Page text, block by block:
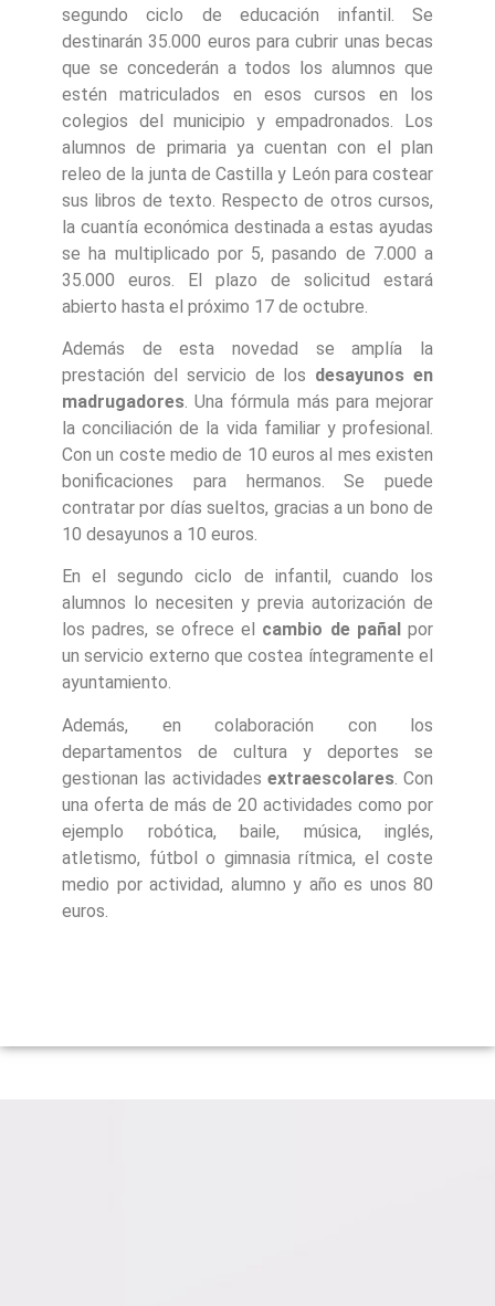
segundo ciclo de educación infantil. Se
destinarán 35.000 euros para cubrir unas becas
que se concederán a todos los alumnos que
estén matriculados en esos cursos en los
colegios del municipio y empadronados. Los
alumnos de primaria ya cuentan con el plan
releo de la junta de Castilla y León para costear
sus libros de texto. Respecto de otros cursos,
la cuantía económica destinada a estas ayudas
se ha multiplicado por 5, pasando de 7.000 a
35.000 euros. El plazo de solicitud estará
abierto hasta el próximo 17 de octubre.
Además de esta novedad se amplía la
prestación del servicio de los desayunos en
madrugadores. Una fórmula más para mejorar
la conciliación de la vida familiar y profesional.
Con un coste medio de 10 euros al mes existen
bonificaciones para hermanos. Se puede
contratar por días sueltos, gracias a un bono de
10 desayunos a 10 euros.
En el segundo ciclo de infantil, cuando los
alumnos lo necesiten y previa autorización de
los padres, se ofrece el cambio de pañal por
un servicio externo que costea íntegramente el
ayuntamiento.
Además, en colaboración con los
departamentos de cultura y deportes se
gestionan las actividades extraescolares. Con
una oferta de más de 20 actividades como por
ejemplo robótica, baile, música, inglés,
atletismo, fútbol o gimnasia rítmica, el coste
medio por actividad, alumno y año es unos 80
euros.